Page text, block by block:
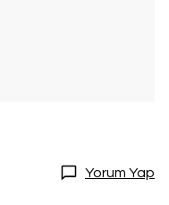
Yorum Yap